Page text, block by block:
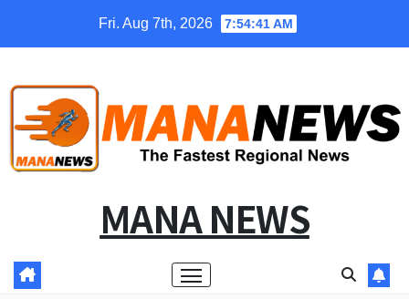
Fri. Aug 7th, 2026 7:54:42 AM
MANA NEWS